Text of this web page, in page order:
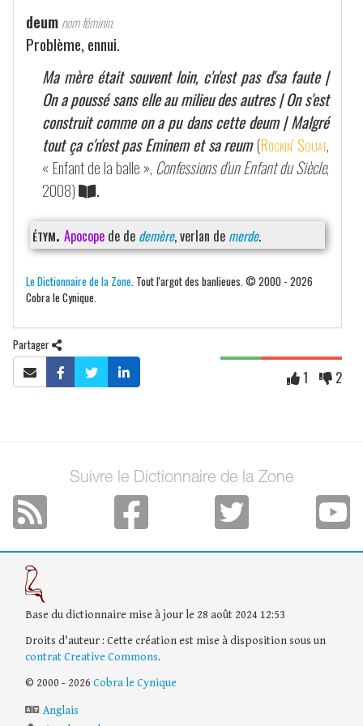
deum nom féminin.
Problème, ennui.
Ma mère était souvent loin, c'n'est pas d'sa faute |
On a poussé sans elle au milieu des autres | On s'est
construit comme on a pu dans cette deum | Malgré
tout ça c'n'est pas Eminem et sa reum (Rockin' Squat,
« Enfant de la balle », Confessions d'un Enfant du Siècle,
2008)
.
étym. Apocope de de demère, verlan de merde.
Le Dictionnaire de la Zone . Tout l'argot des banlieues. © 2000 - 2026
Cobra le Cynique.
Partager
1 2
Suivre le Dictionnaire de la Zone
Base du dictionnaire mise à jour le 28 août 2024 12:53
Droits d'auteur : Cette création est mise à disposition sous un
contrat Creative Commons.
© 2000 - 2026 Cobra le Cynique
Anglais